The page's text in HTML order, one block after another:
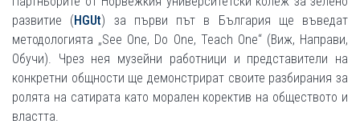
развитие (HGUt) за първи път в България ще въведат
методологията „See One, Do One, Teach One“ (Виж, Направи,
Обучи). Чрез нея музейни работници и представители на
конкретни общности ще демонстрират своите разбирания за
ролята на сатирата като морален коректив на обществото и
властта.